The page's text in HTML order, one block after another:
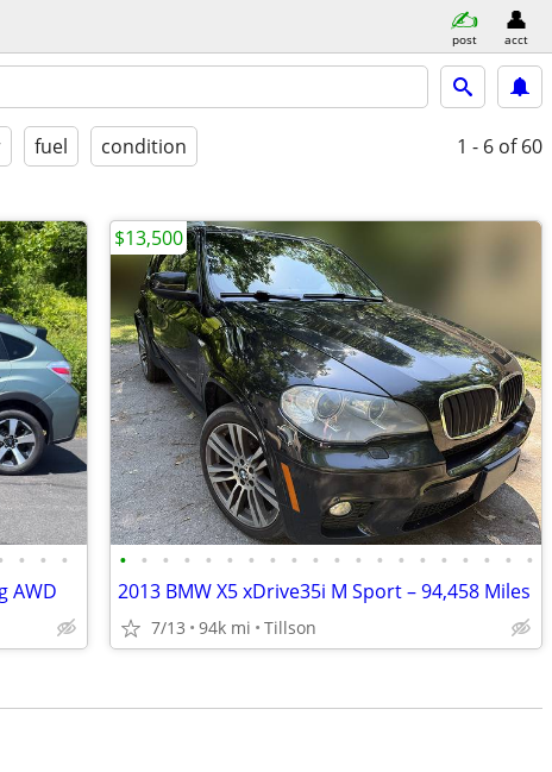
post acct
fuel condition 1 - 6 of 60
• • •
AWD
• • • • • • • • • • • • • • • • • • • •
2013 BMW X5 xDrive35i M Sport – 94,458 Miles
7/13 94k mi Tillson
$13,500